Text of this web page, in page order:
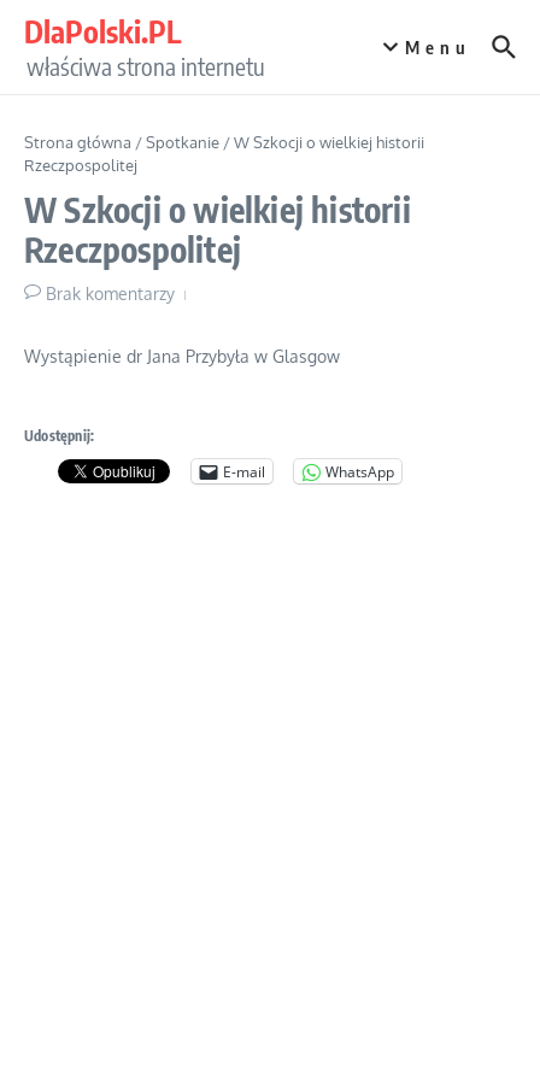
DlaPolski.PL
właściwa strona internetu
Menu
Strona główna /Spotkanie /W Szkocji o wielkiej historii
Rzeczpospolitej
W Szkocji o wielkiej historii
Rzeczpospolitej
Brak komentarzy
Wystąpienie dr Jana Przybyła w Glasgow
Udostępnij:
E-mail WhatsApp